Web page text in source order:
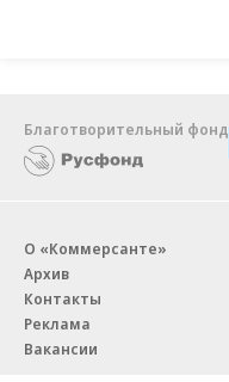
Благотворительный фонд
О «Коммерсанте»
Архив
Контакты
Реклама
Вакансии